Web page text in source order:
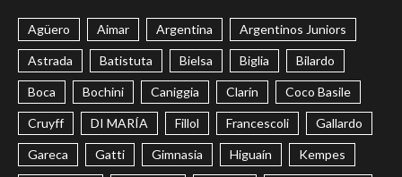
Agüero Aimar Argentina Argentinos Juniors
Astrada Batistuta Bielsa Biglia Bilardo
Boca Bochini Caniggia Clarín Coco Basile
Cruyff DI MARÍA Fillol Francescoli Gallardo
Gareca Gatti Gimnasia Higuaín Kempes